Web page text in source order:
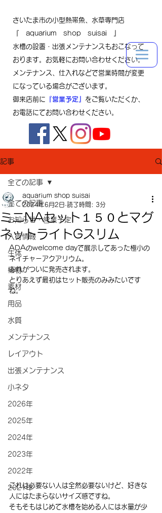
さいたま市の小型熱帯魚、水草専門店
『 aquarium shop suisai 』
水槽の設置・出張メンテナンスもおこなって
おります。お気軽にお問い合わせください。
メンテナンス、仕入れなどで営業時間が変更
になっている場合がございます。
御来店前に 『営業予定』 をご覧いただくか、
お電話にてお問い合わせください。
記事
全ての記事
お知らせ・営業予定
入荷情報
生体
植物
素材
用品
水質
メンテナンス
レイアウト
出張メンテナンス
小ネタ
2026年
2025年
2024年
2023年
2022年
2021年
全ての記事
ミニNAセット１５０とマグ
ネットライトGスリム
aquarium shop suisai
2024年6月2日 読了時間: 3分
ADAのwelcome dayで展示してあった極小の
ネイチャーアクアリウム。
あれがついに発売されます。
とりあえず最初はセット販売のみみたいです
ね。
これは必要ない人は全然必要ないけど、好きな
人にはたまらないサイズ感ですね。
そもそもはじめて水槽を始める人には水量が少